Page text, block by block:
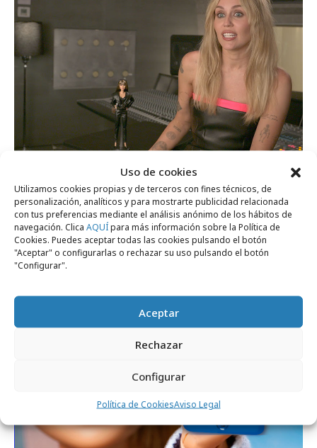
Uso de cookies
Utilizamos cookies propias y de terceros con fines técnicos, de
personalización, analíticos y para mostrarte publicidad relacionada
con tus preferencias mediante el análisis anónimo de los hábitos de
navegación. Clica AQUÍpara más información sobre la Política de
Cookies. Puedes aceptar todas las cookies pulsando el botón
"Aceptar" o configurarlas o rechazar su uso pulsando el botón
"Configurar".
Aceptar
Rechazar
Configurar
Política de CookiesAviso Legal
Miley Cyrus ya tiene su propia muñeca
Barbie
Campañas